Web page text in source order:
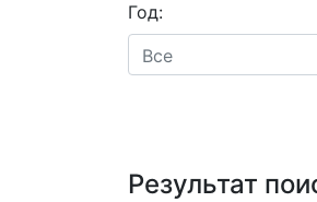
Год:
Все
Результат